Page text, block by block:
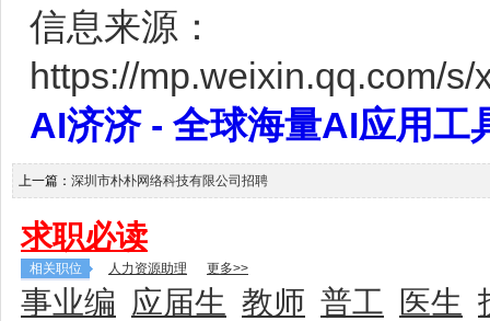
信息来源：
https://mp.weixin.qq.com/
AI济济 - 全球海量AI应用
上一篇： 深圳市朴朴网络科技有限公司招聘
求职必读
相关职位 人力资源助理 更多>>
事业编 应届生 教师 普工 医生